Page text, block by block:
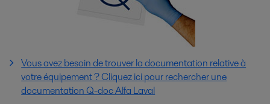
Vous avez besoin de trouver la documentation relative à
votre équipement ? Cliquez ici pour rechercher une
documentation Q-doc Alfa Laval